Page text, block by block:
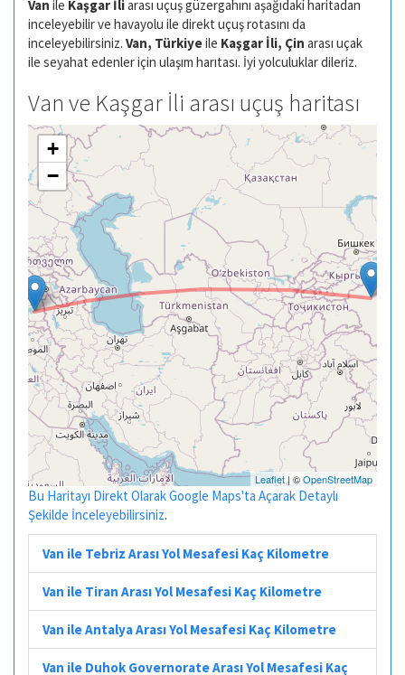
Van ile Kaşgar İliarası uçuş güzergahını aşağıdaki haritadan
inceleyebilir ve havayolu ile direkt uçuş rotasını da
inceleyebilirsiniz. Van, Türkiyeile Kaşgar İli, Çin arası uçak
ile seyahat edenler için ulaşım harıtası. İyi yolculuklar dileriz.
Van ve Kaşgar İli arası uçuş haritası
+
−
Leaflet| ©OpenStreetMap
Bu Haritayı Direkt Olarak Google Maps'ta Açarak Detaylı
Şekilde İnceleyebilirsiniz.
Van ile Tebriz Arası Yol Mesafesi Kaç Kilometre
Van ile Tiran Arası Yol Mesafesi Kaç Kilometre
Van ile Antalya Arası Yol Mesafesi Kaç Kilometre
Van ile Duhok Governorate Arası Yol Mesafesi Kaç